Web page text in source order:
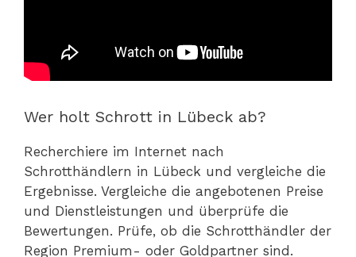
Wer holt Schrott in Lübeck ab?
Recherchiere im Internet nach
Schrotthändlern in Lübeck und vergleiche die
Ergebnisse. Vergleiche die angebotenen Preise
und Dienstleistungen und überprüfe die
Bewertungen. Prüfe, ob die Schrotthändler der
Region Premium- oder Goldpartner sind.